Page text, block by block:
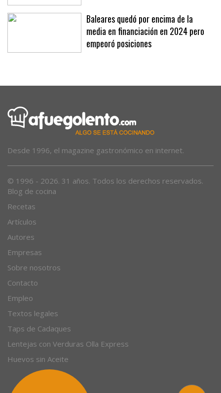
Baleares quedó por encima de la
media en financiación en 2024 pero
empeoró posiciones
Desde 1996, el magazine gastronómico en internet.
© 1996 - 2026. 31 años. Todos los derechos reservados.
Blog de cocina
Recetas
Artículos
Autores
Empresas
Sobre nosotros
Contacto
Empleo
Textos legales
Taps de Cadaques
Lentejas con Verduras Olla Express
Huevos sin Aceite